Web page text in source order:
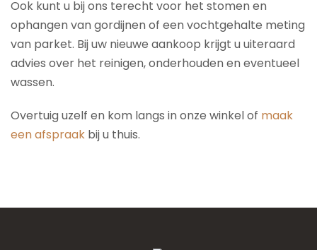
Ook kunt u bij ons terecht voor het stomen en
ophangen van gordijnen of een vochtgehalte meting
van parket. Bij uw nieuwe aankoop krijgt u uiteraard
advies over het reinigen, onderhouden en eventueel
wassen.
Overtuig uzelf en kom langs in onze winkel of maak
een afspraak bij u thuis.